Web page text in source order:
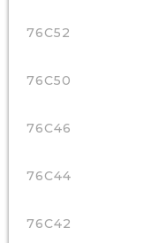
76C52
76C50
76C46
76C44
76C42